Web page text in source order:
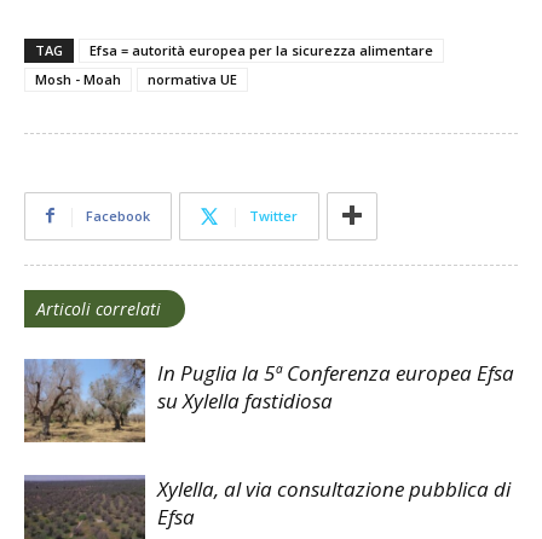
TAG
Efsa = autorità europea per la sicurezza alimentare
Mosh - Moah
normativa UE
Facebook Twitter
Articoli correlati
In Puglia la 5ª Conferenza europea Efsa
su Xylella fastidiosa
Xylella, al via consultazione pubblica di
Efsa